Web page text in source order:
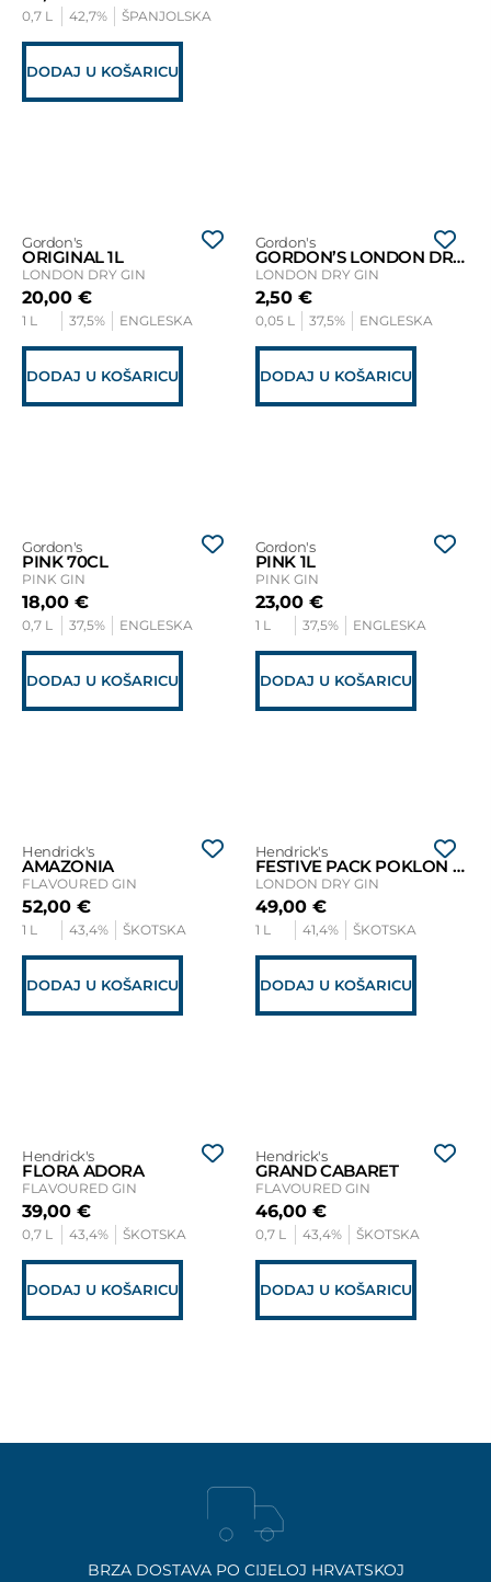
0,7 L 42,7% ŠPANJOLSKA
DODAJ U KOŠARICU
Gordon's
ORIGINAL 1L
LONDON DRY GIN
20,00 €
1 L 37,5% ENGLESKA
DODAJ U KOŠARICU
Gordon's
GORDON’S LONDON DRY GIN MINIJATURA 0,05L
LONDON DRY GIN
2,50 €
0,05 L 37,5% ENGLESKA
DODAJ U KOŠARICU
Gordon's
PINK 70CL
PINK GIN
18,00 €
0,7 L 37,5% ENGLESKA
DODAJ U KOŠARICU
Gordon's
PINK 1L
PINK GIN
23,00 €
1 L 37,5% ENGLESKA
DODAJ U KOŠARICU
Hendrick's
AMAZONIA
FLAVOURED GIN
52,00 €
1 L 43,4% ŠKOTSKA
DODAJ U KOŠARICU
Hendrick's
FESTIVE PACK POKLON SET
LONDON DRY GIN
49,00 €
1 L 41,4% ŠKOTSKA
DODAJ U KOŠARICU
Hendrick's
FLORA ADORA
FLAVOURED GIN
39,00 €
0,7 L 43,4% ŠKOTSKA
DODAJ U KOŠARICU
Hendrick's
GRAND CABARET
FLAVOURED GIN
46,00 €
0,7 L 43,4% ŠKOTSKA
DODAJ U KOŠARICU
BRZA DOSTAVA PO CIJELOJ HRVATSKOJ